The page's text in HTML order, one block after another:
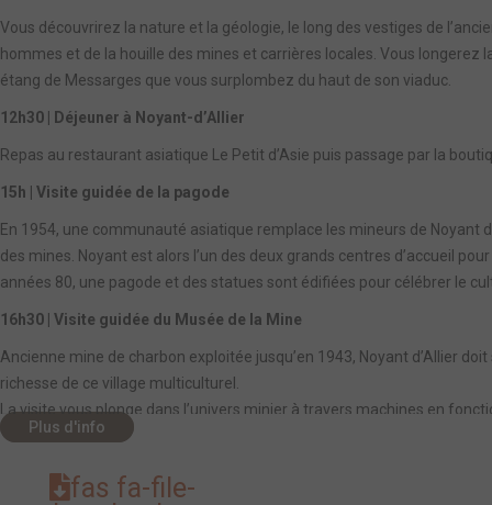
Vous découvrirez la nature et la géologie, le long des vestiges de
hommes et de la houille des mines et carrières locales. Vous longerez
étang de Messarges que vous surplombez du haut de son viaduc.
12h30 | Déjeuner à Noyant-d’Allier
Repas au restaurant asiatique Le Petit d’Asie puis passage par la
15h | Visite guidée de la pagode
En 1954, une communauté asiatique remplace les mineurs de
des mines. Noyant est alors l’un des deux grands centres d’accueil
années 80, une pagode et des statues sont édifiées pour célébrer le
16h30 | Visite guidée du Musée de la Mine
Ancienne mine de charbon exploitée jusqu’en 1943, Noyant d’Allier
richesse de ce village multiculturel.
La visite vous plonge dans l’univers minier à travers machines en
chevalement en béton armé d’Eugène Freyssinet, classé patrimoine
18h | Fin des prestations
Plus d'info
fas fa-file-